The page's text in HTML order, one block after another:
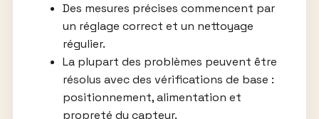
Des mesures précises commencent par
un réglage correct et un nettoyage
régulier.
La plupart des problèmes peuvent être
résolus avec des vérifications de base :
positionnement, alimentation et
propreté du capteur.